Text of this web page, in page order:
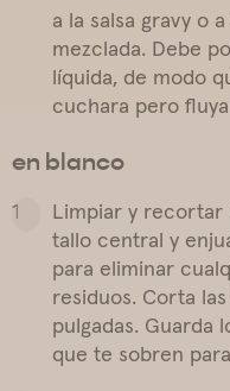
a la salsa gravy o
mezclada. Debe
líquida, de modo
cuchara pero
en blanco
Limpiar y recortar
tallo central y
para eliminar
residuos. Corta
pulgadas. Guarda
que te sobren